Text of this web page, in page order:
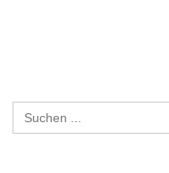
Search
for: